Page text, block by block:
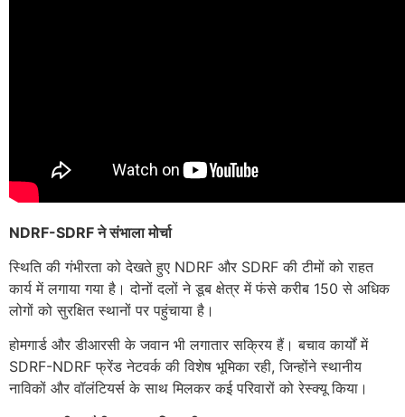
NDRF-SDRF ने संभाला मोर्चा
स्थिति की गंभीरता को देखते हुए NDRF और SDRF की टीमों को राहत
कार्य में लगाया गया है। दोनों दलों ने डूब क्षेत्र में फंसे करीब 150 से अधिक
लोगों को सुरक्षित स्थानों पर पहुंचाया है।
होमगार्ड और डीआरसी के जवान भी लगातार सक्रिय हैं। बचाव कार्यों में
SDRF-NDRF फ्रेंड नेटवर्क की विशेष भूमिका रही, जिन्होंने स्थानीय
नाविकों और वॉलंटियर्स के साथ मिलकर कई परिवारों को रेस्क्यू किया।